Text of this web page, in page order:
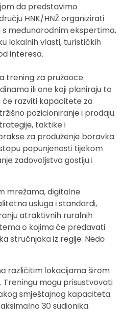
da predstavimo
HNK/HNŽ organizirati
s međunarodnim ekspertima,
lokalnih vlasti, turističkih
interesa.
trening za pružaoce
ili one koji planiraju to
razviti kapacitete za
pozicioniranje i prodaju.
taktike i
za produženje boravka
popunjenosti tijekom
zadovoljstva gostiju i
mrežama, digitalne
usluga i standardi,
atraktivnih ruralnih
o kojima će predavati
stručnjaka iz regije: Nedo
različitim lokacijama širom
Treningu mogu prisustvovati
smještajnog kapaciteta.
30 sudionika.